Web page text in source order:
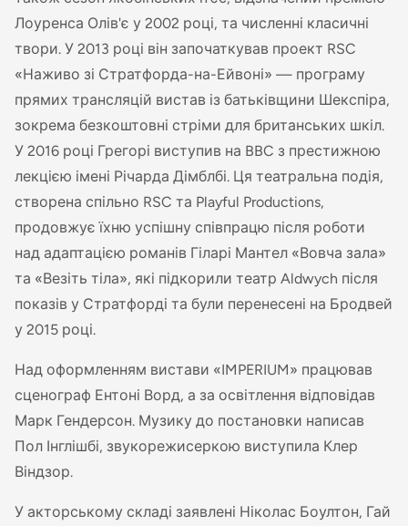
Лоуренса Олів'є у 2002 році, та численні класичні
твори. У 2013 році він започаткував проект RSC
«Наживо зі Стратфорда-на-Ейвоні» — програму
прямих трансляцій вистав із батьківщини Шекспіра,
зокрема безкоштовні стріми для британських шкіл.
У 2016 році Грегорі виступив на BBC з престижною
лекцією імені Річарда Дімблбі. Ця театральна подія,
створена спільно RSC та Playful Productions,
продовжує їхню успішну співпрацю після роботи
над адаптацією романів Гіларі Мантел «Вовча зала»
та «Везіть тіла», які підкорили театр Aldwych після
показів у Стратфорді та були перенесені на Бродвей
у 2015 році.
Над оформленням вистави «IMPERIUM» працював
сценограф Ентоні Ворд, а за освітлення відповідав
Марк Гендерсон. Музику до постановки написав
Пол Інглішбі, звукорежисеркою виступила Клер
Віндзор.
У акторському складі заявлені Ніколас Боултон, Гай